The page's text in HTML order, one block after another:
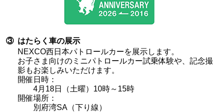
③ はたらく車の展示
NEXCO西日本パトロールカーを展示します。
お子さま向けのミニパトロールカー試乗体験や、記念撮
影もお楽しみいただけます。
開催日時：
4月18日（土曜）10時～15時
開催場所：
別府湾SA（下り線）